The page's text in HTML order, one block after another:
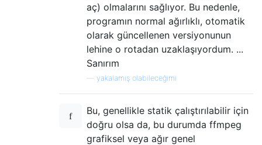
aç) olmalarını sağlıyor. Bu nedenle,
programın normal ağırlıklı, otomatik
olarak güncellenen versiyonunun
lehine o rotadan uzaklaşıyordum. ...
Sanırım
yakalamış olabileceğimi
Bu, genellikle statik çalıştırılabilir için
doğru olsa da, bu durumda ffmpeg
grafiksel veya ağır genel